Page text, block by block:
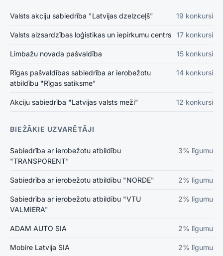
Valsts akciju sabiedrība "Latvijas dzelzceļš" 19 konkursi
Valsts aizsardzības loģistikas un iepirkumu centrs 17 konkursi
Limbažu novada pašvaldība 15 konkursi
Rīgas pašvaldības sabiedrība ar ierobežotu
atbildību "Rīgas satiksme"
14 konkursi
Akciju sabiedrība "Latvijas valsts meži" 12 konkursi
BIEŽĀKIE UZVARĒTĀJI
Sabiedrība ar ierobežotu atbildību
"TRANSPORENT"
3% līgumu
Sabiedrība ar ierobežotu atbildību "NORDE" 2% līgumu
Sabiedrība ar ierobežotu atbildību "VTU
VALMIERA"
2% līgumu
ADAM AUTO SIA 2% līgumu
Mobire Latvija SIA 2% līgumu